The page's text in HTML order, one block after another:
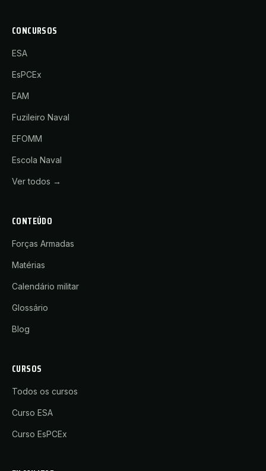
CONCURSOS
ESA
EsPCEx
EAM
Fuzileiro Naval
EFOMM
Escola Naval
Ver todos →
CONTEÚDO
Forças Armadas
Matérias
Calendário militar
Glossário
Blog
CURSOS
Todos os cursos
Curso ESA
Curso EsPCEx